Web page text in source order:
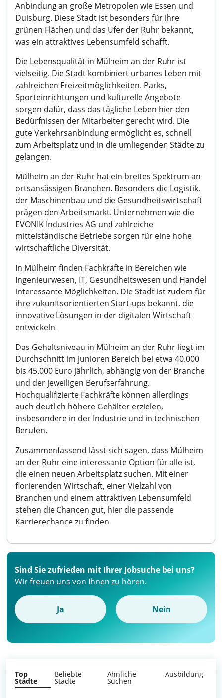
Anbindung an große Metropolen wie Essen und
Duisburg. Diese Stadt ist besonders für ihre
grünen Flächen und das Ufer der Ruhr bekannt,
was ein attraktives Lebensumfeld schafft.
Die Lebensqualität in Mülheim an der Ruhr ist
vielseitig. Die Stadt kombiniert urbanes Leben mit
zahlreichen Freizeitmöglichkeiten. Parks,
Sporteinrichtungen und kulturelle Angebote
sorgen dafür, dass das tägliche Leben hier den
Bedürfnissen der Mitarbeiter gerecht wird. Die
gute Verkehrsanbindung ermöglicht es, schnell
zum Arbeitsplatz und in die umliegenden Städte zu
gelangen.
Mülheim an der Ruhr hat ein breites Spektrum an
ortsansässigen Branchen. Besonders die Logistik,
der Maschinenbau und die Gesundheitswirtschaft
prägen den Arbeitsmarkt. Unternehmen wie die
EVONIK Industries AG und zahlreiche
mittelständische Betriebe sorgen für eine hohe
wirtschaftliche Diversität.
In Mülheim finden Fachkräfte in Bereichen wie
Ingenieurwesen, IT, Gesundheitswesen und Handel
interessante Möglichkeiten. Die Stadt ist zudem für
ihre zukunftsorientierten Start-ups bekannt, die
innovative Lösungen in der digitalen Wirtschaft
entwickeln.
Das Gehaltsniveau in Mülheim an der Ruhr liegt im
Durchschnitt im junioren Bereich bei etwa 40.000
bis 45.000 Euro jährlich, abhängig von der Branche
und der jeweiligen Berufserfahrung.
Hochqualifizierte Fachkräfte können allerdings
auch deutlich höhere Gehälter erzielen,
insbesondere in der Industrie und in technischen
Berufen.
Zusammenfassend lässt sich sagen, dass Mülheim
an der Ruhr eine interessante Option für alle ist,
die einen neuen Arbeitsplatz suchen. Mit einer
florierenden Wirtschaft, einer Vielzahl von
Branchen und einem attraktiven Lebensumfeld
stehen die Chancen gut, hier die passende
Karrierechance zu finden.
Sind Sie zufrieden mit Ihrer Jobsuche bei uns?
Wir freuen uns von Ihnen zu hören.
Ja Nein
Top
Städte
Beliebte
Städte
Ähnliche
Suchen
Ausbildung